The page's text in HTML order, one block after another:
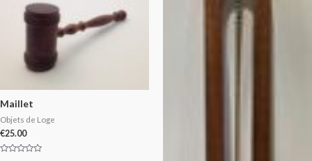
Maillet
Objets de Loge
€25.00